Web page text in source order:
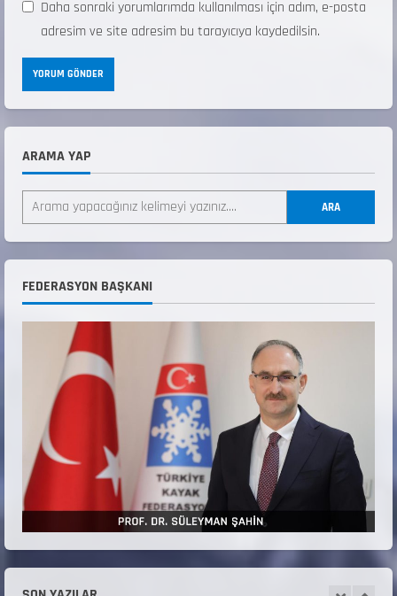
Daha sonraki yorumlarımda kullanılması için adım, e-posta
adresim ve site adresim bu tarayıcıya kaydedilsin.
ARAMA YAP
ARA
FEDERASYON BAŞKANI
2
3
ANALİG TEKERLEKLİ KAYAK TÜRKİYE
ŞAMPİYONASI GÖREVLİ LİSTESİ
4
Teknik Kurul ve Alt Kurul Üyelerimiz
Belirlendi
KAYAKLI KOŞU VE BİATHLON 3.KADEME
ANTRENÖRLÜK KURSU DUYURUSU
12 Temmuz 2026
1
Millî Savunma Bakanlığı Kara, Deniz ve Hava
Kuvvetleri Komutanlıklarına 2026 Yılı (2026-
2 Dönem) Sporcu Branşı Sözleşmeli Er